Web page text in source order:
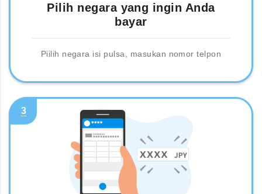
Pilih negara yang ingin Anda
bayar
Piilih negara isi pulsa, masukan nomor telpon
3